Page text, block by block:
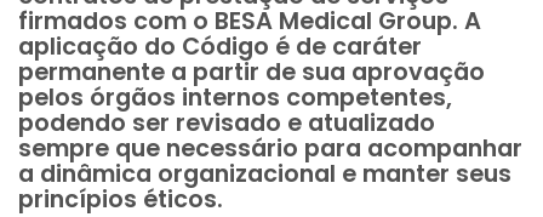
firmados com o BESA Medical Group. A
aplicação do Código é de caráter
permanente a partir de sua aprovação
pelos órgãos internos competentes,
podendo ser revisado e atualizado
sempre que necessário para acompanhar
a dinâmica organizacional e manter seus
princípios éticos.